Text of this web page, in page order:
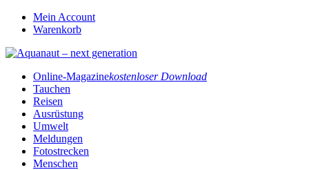
Mein Account
Warenkorb
Online-Magazinekostenloser Download
Tauchen
Reisen
Ausrüstung
Umwelt
Meldungen
Fotostrecken
Menschen